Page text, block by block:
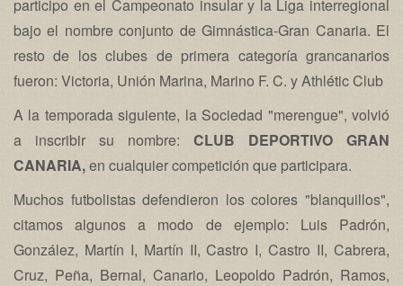
participo en el Campeonato insular y la Liga interregional
bajo el nombre conjunto de Gimnástica-Gran Canaria. El
resto de los clubes de primera categoría grancanarios
fueron: Victoria, Unión Marina, Marino F. C. y Athlétic Club
A la temporada siguiente, la Sociedad "merengue", volvió
a inscribir su nombre: CLUB DEPORTIVO GRAN
CANARIA,en cualquier competición que participara.
Muchos futbolistas defendieron los colores "blanquillos",
citamos algunos a modo de ejemplo: Luis Padrón,
González, Martín I, Martín II, Castro I, Castro II, Cabrera,
Cruz, Peña, Bernal, Canario, Leopoldo Padrón, Ramos,